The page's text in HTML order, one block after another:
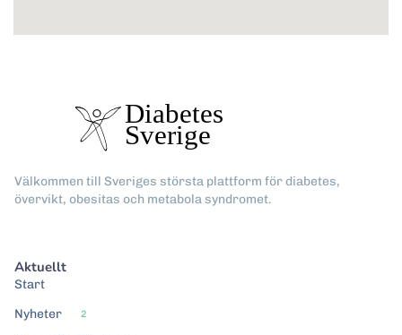
Välkommen till Sveriges största plattform för diabetes,
övervikt, obesitas och metabola syndromet.
Aktuellt
Start
Nyheter
2